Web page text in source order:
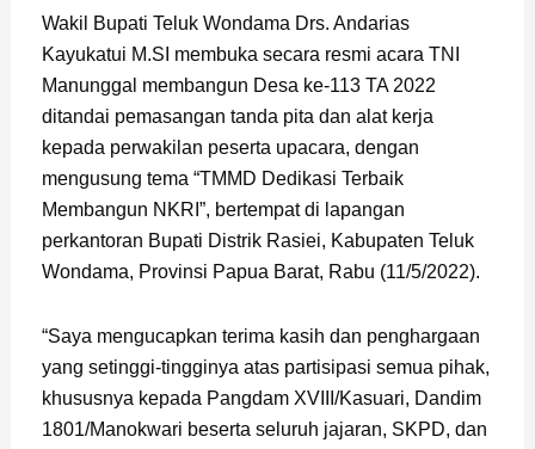
Wakil Bupati Teluk Wondama Drs. Andarias
Kayukatui M.SI membuka secara resmi acara TNI
Manunggal membangun Desa ke-113 TA 2022
ditandai pemasangan tanda pita dan alat kerja
kepada perwakilan peserta upacara, dengan
mengusung tema “TMMD Dedikasi Terbaik
Membangun NKRI”, bertempat di lapangan
perkantoran Bupati Distrik Rasiei, Kabupaten Teluk
Wondama, Provinsi Papua Barat, Rabu (11/5/2022).
“Saya mengucapkan terima kasih dan penghargaan
yang setinggi-tingginya atas partisipasi semua pihak,
khususnya kepada Pangdam XVIII/Kasuari, Dandim
1801/Manokwari beserta seluruh jajaran, SKPD, dan